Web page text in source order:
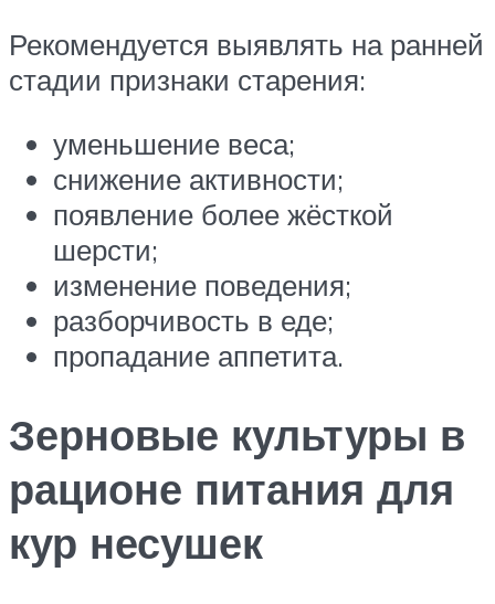
Рекомендуется выявлять на ранней
стадии признаки старения:
уменьшение веса;
снижение активности;
появление более жёсткой
шерсти;
изменение поведения;
разборчивость в еде;
пропадание аппетита.
Зерновые культуры в
рационе питания для
кур несушек